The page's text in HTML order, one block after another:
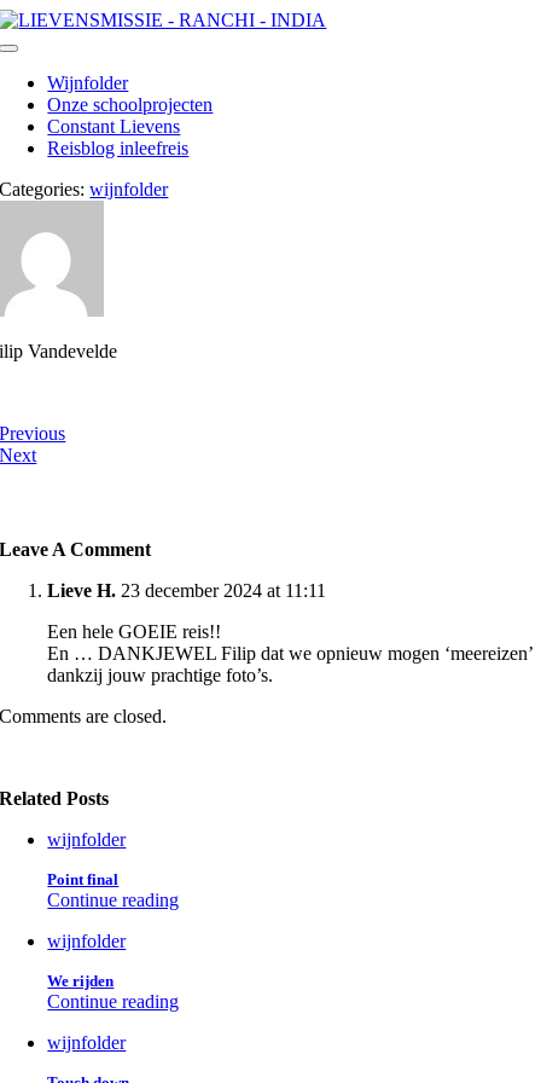
Ga
naar
Toggle
NavigationWijnfolder
Onze schoolprojecten
Constant Lievens
Reisblog inleefreis
Categories:wijnfolder
Vandevelde
Previous
Next
Leave A Comment
Lieve H. 23 december 2024 at 11:11
Een hele GOEIE reis!!
En … DANKJEWEL Filip dat we opnieuw mogen ‘meereizen’
dankzij jouw prachtige foto’s.
Comments are closed.
Related Posts
wijnfolder
Point final
Continue reading
wijnfolder
We rijden
Continue reading
wijnfolder